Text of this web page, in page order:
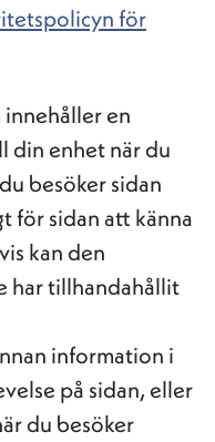
för
en
din enhet när du
besöker sidan
för sidan att känna
kan den
har tillhandahållit
information i
på sidan, eller
du besöker